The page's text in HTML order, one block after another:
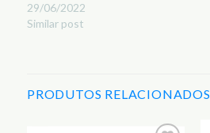
29/06/2022
Similar post
PRODUTOS RELACIONADOS